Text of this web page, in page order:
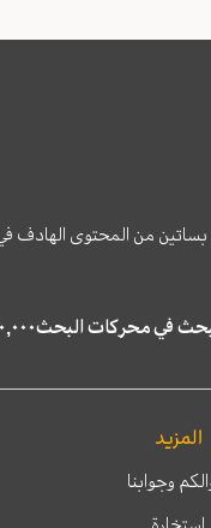
بساتين من المحتوى
المزيد
وجوابنا